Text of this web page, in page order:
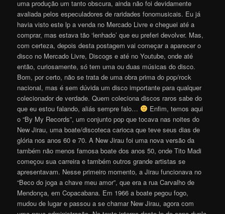
uma produção um tanto obscura, ainda não foi devidamente
avaliada pelos especuladores de raridades fonomusicais. Eu já
havia visto este lp a venda no Mercado Livre e cheguei até a
comprar, mas estava tão ‘lenhado’ que eu preferi devolver. Mas,
com certeza, depois desta postagem vai começar a aparecer o
disco no Mercado Livre, Discogs e até no Youtube, onde até
então, curiosamente, só tem uma ou duas músicas do disco.
Bom, por certo, não se trata de uma obra prima do pop/rock
nacional, mas é sem dúvida um disco importante para qualquer
colecionador de verdade. Quem coleciona discos raros sabe do
que eu estou falando, aliás sempre falo…
Enfim, temos aqui
o “By My Records”, um conjunto pop que tocava nas noites do
New Jirau, uma boate/discoteca carioca que teve seus dias de
glória nos anos 60 e 70. A New Jirau foi uma nova versão da
também não menos famosa boate dos anos 50, onde Tito Madi
começou sua carreira e também outros grande artistas se
apresentavam. Nesse primeiro momento, a Jirau funcionava no
“Beco do joga a chave meu amor”, que era a rua Carvalho de
Mendonça, em Copacabana. Em 1966 a boate pegou fogo,
mudou de lugar e passou a se chamar New Jirau, agora com